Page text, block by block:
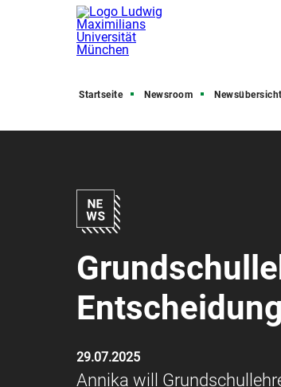
Startseite Newsroom Newsübersicht
29.07.2025
Annika will